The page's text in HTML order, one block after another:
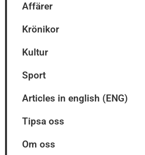
Affärer
Krönikor
Kultur
Sport
Articles in english (ENG)
Tipsa oss
Om oss